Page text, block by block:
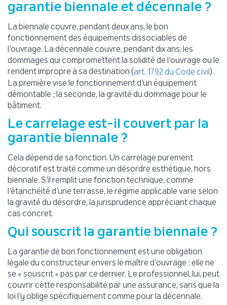
garantie biennale et décennale ?
La biennale couvre, pendant deux ans, le bon
fonctionnement des équipements dissociables de
l’ouvrage. La décennale couvre, pendant dix ans, les
dommages qui compromettent la solidité de l’ouvrage ou le
rendent impropre à sa destination (art. 1792 du Code civil).
La première vise le fonctionnement d’un équipement
démontable ; la seconde, la gravité du dommage pour le
bâtiment.
Le carrelage est-il couvert par la
garantie biennale ?
Cela dépend de sa fonction. Un carrelage purement
décoratif est traité comme un désordre esthétique, hors
biennale. S’il remplit une fonction technique, comme
l’étanchéité d’une terrasse, le régime applicable varie selon
la gravité du désordre, la jurisprudence appréciant chaque
cas concret.
Qui souscrit la garantie biennale ?
La garantie de bon fonctionnement est une obligation
légale du constructeur envers le maître d’ouvrage : elle ne
se « souscrit » pas par ce dernier. Le professionnel, lui, peut
couvrir cette responsabilité par une assurance, sans que la
loi l’y oblige spécifiquement comme pour la décennale.